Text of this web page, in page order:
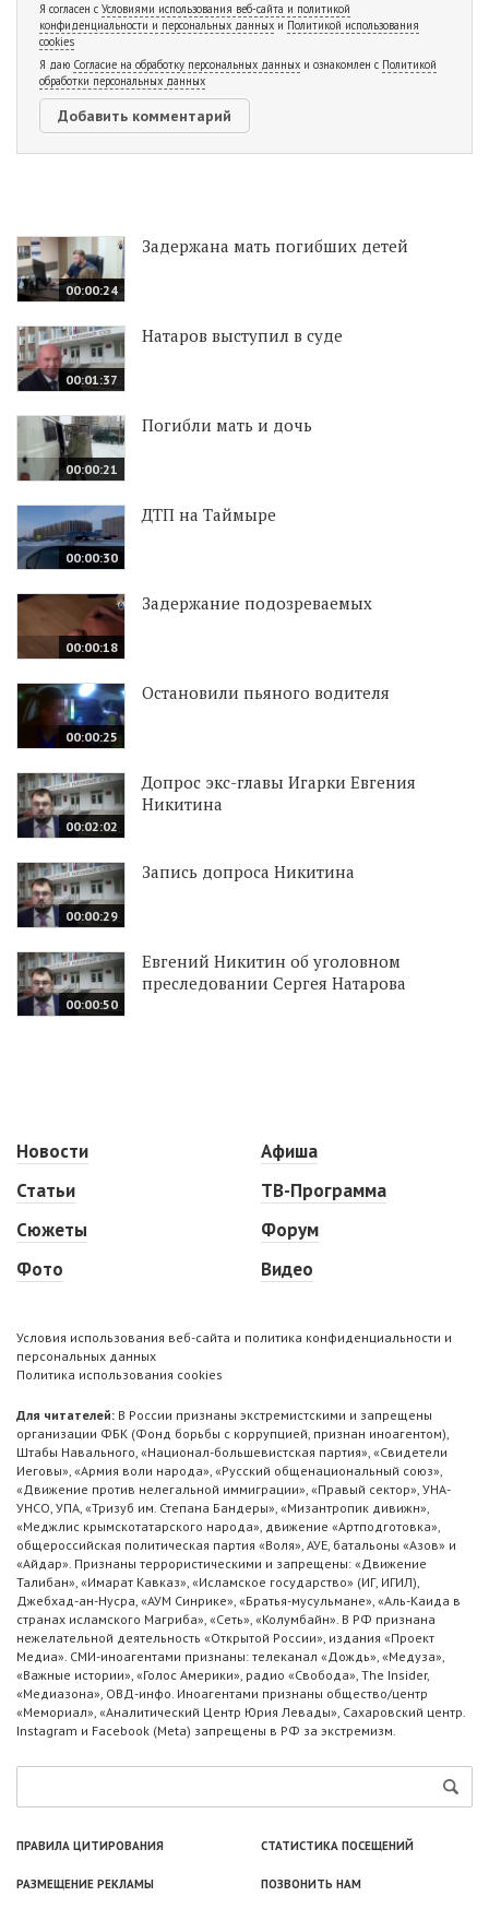
Я согласен с Условиями использования веб-сайта и политикой
конфиденциальности и персональных данных и Политикой использования
cookies
Я даю Согласие на обработку персональных данных и ознакомлен с Политикой
обработки персональных данных
00:00:24
Задержана мать погибших детей
00:01:37
Натаров выступил в суде
00:00:21
Погибли мать и дочь
00:00:30
ДТП на Таймыре
00:00:18
Задержание подозреваемых
00:00:25
Остановили пьяного водителя
00:02:02
Допрос экс-главы Игарки Евгения
Никитина
00:00:29
Запись допроса Никитина
00:00:50
Евгений Никитин об уголовном
преследовании Сергея Натарова
Новости
Статьи
Сюжеты
Фото
Афиша
ТВ-Программа
Форум
Видео
Условия использования веб-сайта и политика конфиденциальности и
персональных данных
Политика использования cookies
Для читателей: В России признаны экстремистскими и запрещены
организации ФБК (Фонд борьбы с коррупцией, признан иноагентом),
Штабы Навального, «Национал-большевистская партия», «Свидетели
Иеговы», «Армия воли народа», «Русский общенациональный союз»,
«Движение против нелегальной иммиграции», «Правый сектор», УНА-
УНСО, УПА, «Тризуб им. Степана Бандеры», «Мизантропик дивижн»,
«Меджлис крымскотатарского народа», движение «Артподготовка»,
общероссийская политическая партия «Воля», АУЕ, батальоны «Азов» и
«Айдар». Признаны террористическими и запрещены: «Движение
Талибан», «Имарат Кавказ», «Исламское государство» (ИГ, ИГИЛ),
Джебхад-ан-Нусра, «АУМ Синрике», «Братья-мусульмане», «Аль-Каида в
странах исламского Магриба», «Сеть», «Колумбайн». В РФ признана
нежелательной деятельность «Открытой России», издания «Проект
Медиа». СМИ-иноагентами признаны: телеканал «Дождь», «Медуза»,
«Важные истории», «Голос Америки», радио «Свобода», The Insider,
«Медиазона», ОВД-инфо. Иноагентами признаны общество/центр
«Мемориал», «Аналитический Центр Юрия Левады», Сахаровский центр.
Instagram и Facebook (Metа) запрещены в РФ за экстремизм.
ПРАВИЛА ЦИТИРОВАНИЯ СТАТИСТИКА ПОСЕЩЕНИЙ
РАЗМЕЩЕНИЕ РЕКЛАМЫ ПОЗВОНИТЬ НАМ